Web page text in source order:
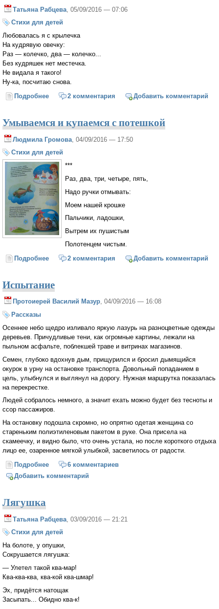
Татьяна Рабцева , 05/09/2016 — 07:06
Стихи для детей
Любовалась я с крылечка
На кудрявую овечку:
Раз — колечко, два — колечко...
Без кудряшек нет местечка.
Не видала я такого!
Ну-ка, посчитаю снова.
Подробнее о Про овечку
2 комментария Добавить комментарий
Умываемся и купаемся с потешкой
Людмила Громова , 04/09/2016 — 17:50
Стихи для детей
***
Раз, два, три, четыре, пять,
Надо ручки отмывать:
Моем нашей крошке
Пальчики, ладошки,
Вытрем их пушистым
Полотенцем чистым.
Подробнее о Умываемся и купаемся с потешкой
2 комментария Добавить комментарий
Испытание
Протоиерей Василий Мазур, 04/09/2016 — 16:08
Рассказы
Осеннее небо щедро изливало яркую лазурь на разноцветные одежды
деревьев. Причудливые тени, как огромные картины, лежали на
пыльном асфальте, поблекшей траве и витринах магазинов.
Семен, глубоко вдохнув дым, прищурился и бросил дымящийся
окурок в урну на остановке транспорта. Довольный попаданием в
цель, улыбнулся и выглянул на дорогу. Нужная маршрутка показалась
на перекрестке.
Людей собралось немного, а значит ехать можно будет без тесноты и
ссор пассажиров.
На остановку подошла скромно, но опрятно одетая женщина со
стареньким полиэтиленовым пакетом в руке. Она присела на
скамеечку, и видно было, что очень устала, но после короткого отдыха
лицо ее, озаренное мягкой улыбкой, засветилось от радости.
Подробнее о Испытание
6 комментариев
Добавить комментарий
Лягушка
Татьяна Рабцева , 03/09/2016 — 21:21
Стихи для детей
На болоте, у опушки,
Сокрушается лягушка:
— Улетел такой ква-мар!
Ква-ква-ква, ква-кой ква-шмар!
Эх, придётся натощак
Засыпать... Обидно ква-к!